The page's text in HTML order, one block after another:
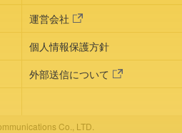
運営会社
個人情報保護方針
外部送信について
Co., LTD.